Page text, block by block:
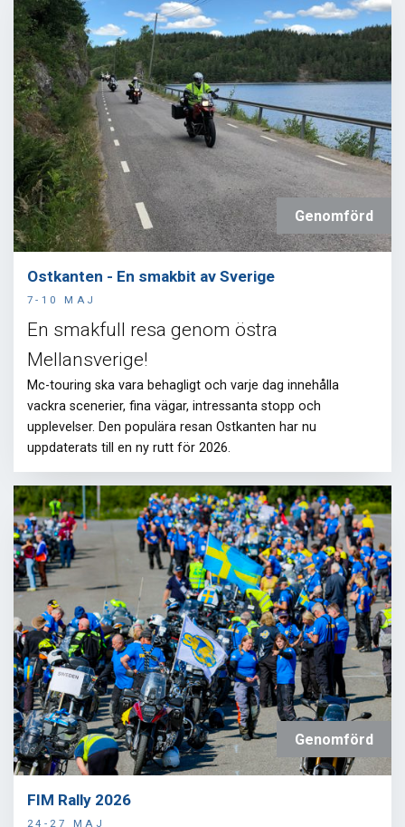
Genomförd
Ostkanten - En smakbit av Sverige
7-10 MAJ
En smakfull resa genom östra
Mellansverige!
Mc-touring ska vara behagligt och varje dag innehålla
vackra scenerier, fina vägar, intressanta stopp och
upplevelser. Den populära resan Ostkanten har nu
uppdaterats till en ny rutt för 2026.
Genomförd
FIM Rally 2026
24-27 MAJ